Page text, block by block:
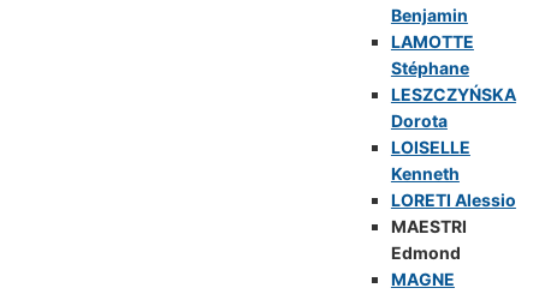
Benjamin
LAMOTTE
Stéphane
LESZCZYŃSKA
Dorota
LOISELLE
Kenneth
LORETI Alessio
MAESTRI
Edmond
MAGNE